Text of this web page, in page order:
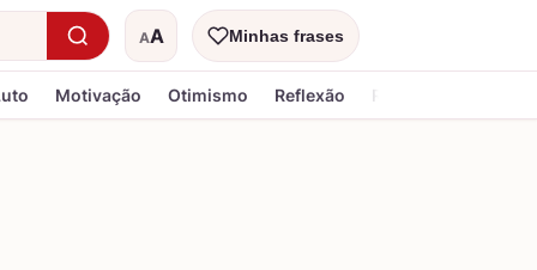
AA
Tamanho do textoMinhas frases
Motivação Otimismo Reflexão Religiosa